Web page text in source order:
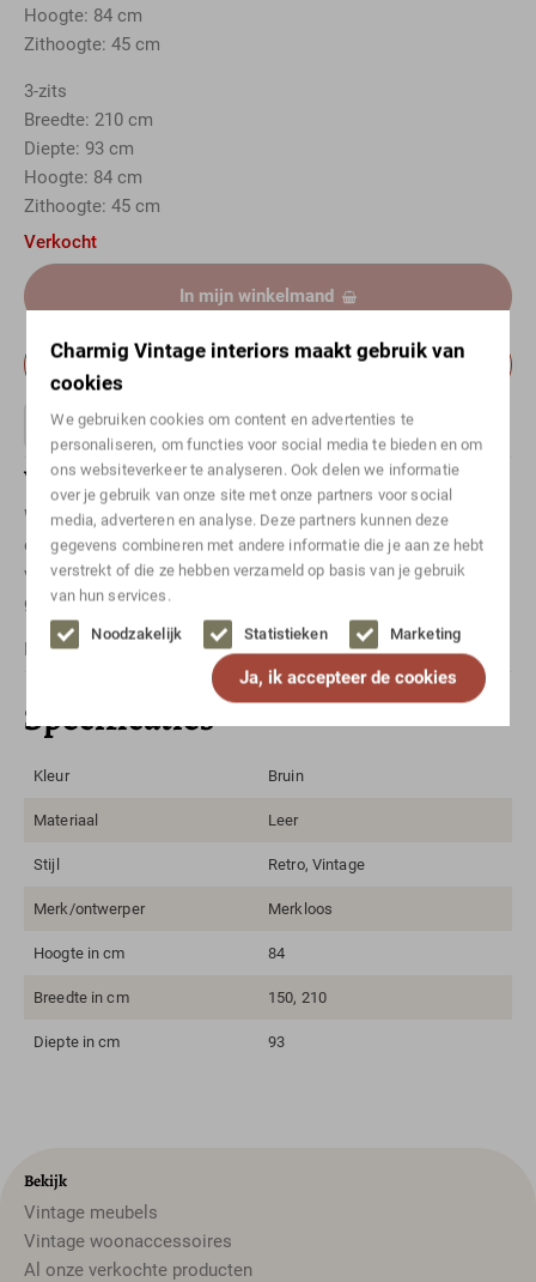
Charmig Vintage interiors maakt gebruik van
cookies
We gebruiken cookies om content en advertenties te
personaliseren, om functies voor social media te bieden en om
ons websiteverkeer te analyseren. Ook delen we informatie
over je gebruik van onze site met onze partners voor social
media, adverteren en analyse. Deze partners kunnen deze
gegevens combineren met andere informatie die je aan ze hebt
verstrekt of die ze hebben verzameld op basis van je gebruik
van hun services.
Noodzakelijk Statistieken Marketing
Ja, ik accepteer de cookies
Hoogte: 84 cm
Zithoogte: 45 cm
3-zits
Breedte: 210 cm
Diepte: 93 cm
Hoogte: 84 cm
Zithoogte: 45 cm
Verkocht
In mijn winkelmand
Maak afspraak om dit item te bekijken
Vragen over dit artikel?
Wil je meer weten over een specifiek item? Neem
evencontactmet ons op! Of stuur ons een berichtje
viaWhatsapp . Vergeet niet te vermelden om welk artikel het
gaat.
For international shipping, pleasecontactus.
Specificaties
Kleur Bruin
Materiaal Leer
Stijl Retro, Vintage
Merk/ontwerper Merkloos
Hoogte in cm 84
Breedte in cm 150, 210
Diepte in cm 93
Bekijk
Vintage meubels
Vintage woonaccessoires
Al onze verkochte producten